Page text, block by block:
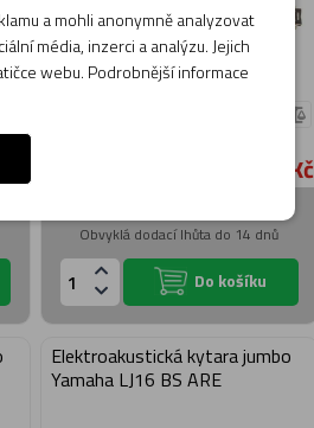
18 590 Kč
Obvyklá dodací lhůta do 14 dnů
Do košíku
Elektroakustická kytara jumbo
Yamaha LJ16 BS ARE
a mohli anonymně analyzovat
média, inzerci a analýzu. Jejich
webu. Podrobnější informace